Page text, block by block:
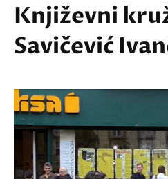
Književni
Savičević